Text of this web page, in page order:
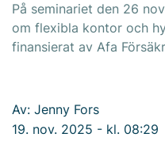
På seminariet den 26
om flexibla kontor och
finansierat av Afa
Av: Jenny Fors
19. nov. 2025 - kl. 08:29